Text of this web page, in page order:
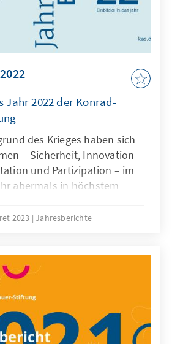
Jahr 2022 der Konrad-
des Krieges haben sich
– Sicherheit, Innovation
und Partizipation – im
abermals in höchs­tem
in unruhigen Zeiten
der Öffentlichkeit
2023 Jahresberichte